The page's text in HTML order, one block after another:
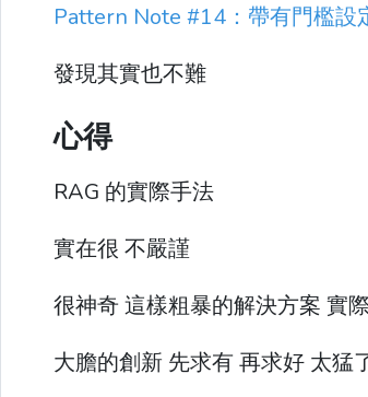
Pattern Note #14：帶有門檻設
發現其實也不難
心得
RAG 的實際手法
實在很 不嚴謹
很神奇 這樣粗暴的解決方案 實
大膽的創新 先求有 再求好 太猛